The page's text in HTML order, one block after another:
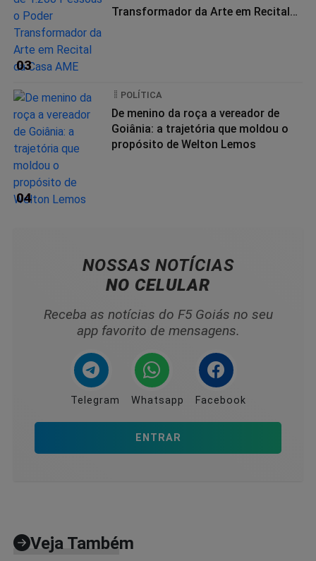
03
Transformador da Arte em Recital
04
POLÍTICA
De menino da roça a vereador de
Goiânia: a trajetória que moldou o
propósito de Welton Lemos
NOSSAS NOTÍCIAS
NO CELULAR
Receba as notícias do F5 Goiás no seu
app favorito de mensagens.
Telegram Whatsapp Facebook
ENTRAR
Veja Também